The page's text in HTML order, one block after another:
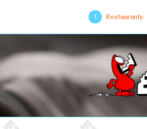
1 Restaurants